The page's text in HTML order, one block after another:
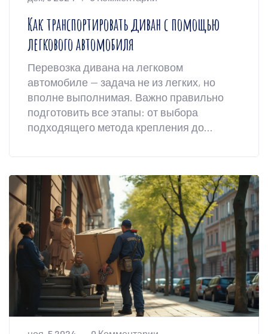
Как транспортировать диван с помощью
легкового автомобиля
Перевозка дивана на легковом
автомобиле — задача не из легких, но
вполне выполнимая. Важно правильно
подготовить все этапы: от выбора
подходящего метода крепления до
дорожного движения. Узнайте, как
избежать повреждений как мебели, так и
вашего автомобиля, и сделайте процесс
максимально безопасным. В статье
содержатся полезные советы и техники,
которые помогут успешно справиться с
задачей.